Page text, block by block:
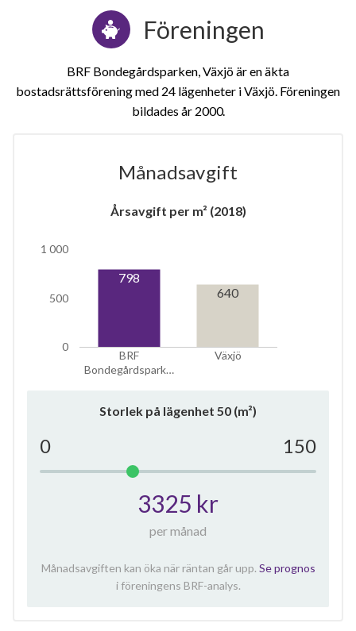
lägenhet
Föreningen
BRF Bondegårdsparken, Växjö är en äkta
bostadsrättsförening med 24 lägenheter i Växjö. Föreningen
bildades år 2000
Månadsavgift
Årsavgift per m² (2018)
BRF
Bondegårdspark…
Växjö
0
500
1 000
798
640
Storlek på lägenhet 50 (m²)
0 150
3325 kr
per månad
Månadsavgiften kan öka när räntan går upp. Se prognos
i föreningens BRF-analys.